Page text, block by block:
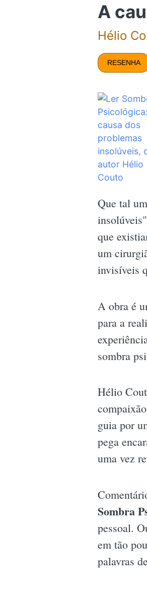
A
Hélio
RESENHA
Que tal
que
um
invisíveis
A obra é
para a
sombra
Hélio
guia por
pega
uma vez
Sombra
pessoal.
em tão
palavras